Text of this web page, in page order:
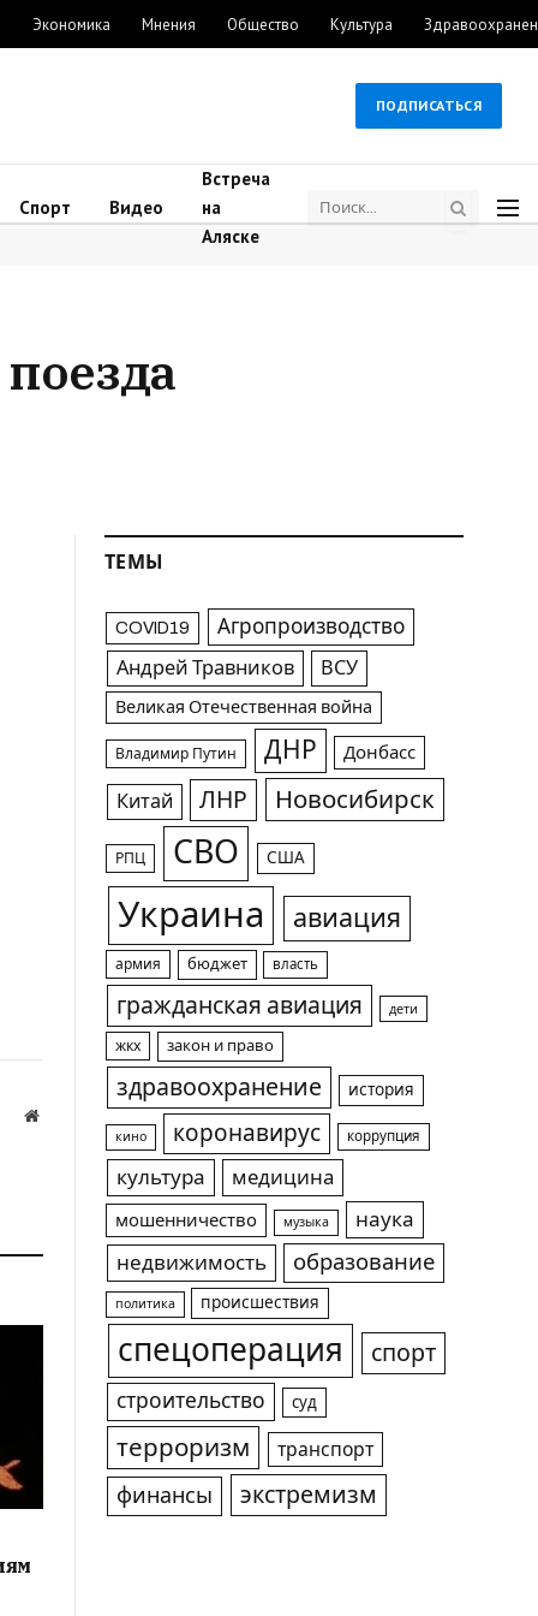
Экономика Мнения Общество Культура
ПОДПИСАТЬСЯ
Спорт Видео
Встреча
на
Аляске
Website
ТЕМЫ
COVID19 Агропроизводство
Андрей Травников ВСУ
Великая Отечественная война
Владимир Путин ДНР Донбасс
Китай ЛНР Новосибирск
РПЦ СВО США
Украина авиация
армия бюджет власть
гражданская авиация дети
жкх закон и право
здравоохранение история
кино коронавирус коррупция
культура медицина
мошенничество музыка
наука
недвижимость
образование
политика происшествия
спецоперация спорт
строительство суд
терроризм транспорт
финансы экстремизм